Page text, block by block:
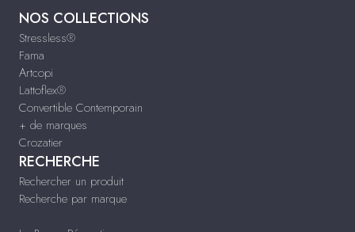
NOS COLLECTIONS
Stressless®
Fama
Artcopi
Lattoflex®
Convertible Contemporain
+ de marques
Crozatier
RECHERCHE
Rechercher un produit
Recherche par marque